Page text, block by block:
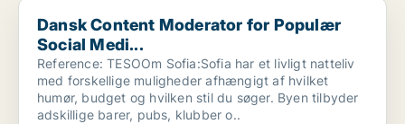
Dansk Content Moderator for Populær Social Medi...
Dansk Content Moderator for Populær
Social Medi...
Reference: TESOOm Sofia:Sofia har et livligt natteliv
med forskellige muligheder afhængigt af hvilket
humør, budget og hvilken stil du søger. Byen tilbyder
adskillige barer, pubs, klubber o..